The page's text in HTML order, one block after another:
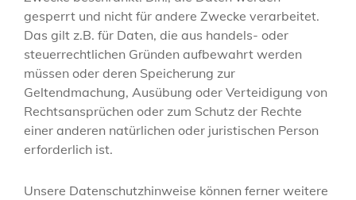
gesperrt und nicht für andere Zwecke verarbeitet.
Das gilt z.B. für Daten, die aus handels- oder
steuerrechtlichen Gründen aufbewahrt werden
müssen oder deren Speicherung zur
Geltendmachung, Ausübung oder Verteidigung von
Rechtsansprüchen oder zum Schutz der Rechte
einer anderen natürlichen oder juristischen Person
erforderlich ist.
Unsere Datenschutzhinweise können ferner weitere